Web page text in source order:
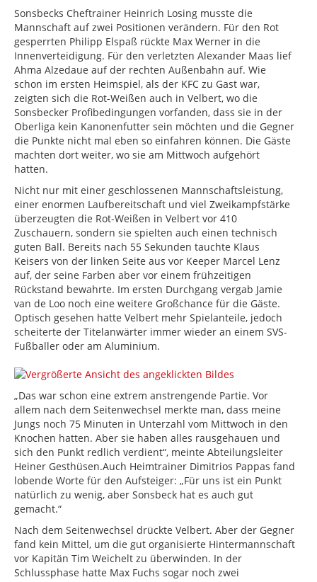
Sonsbecks Cheftrainer Heinrich Losing musste die
Mannschaft auf zwei Positionen verändern. Für den Rot
gesperrten Philipp Elspaß rückte Max Werner in die
Innenverteidigung. Für den verletzten Alexander Maas lief
Ahma Alzedaue auf der rechten Außenbahn auf. Wie
schon im ersten Heimspiel, als der KFC zu Gast war,
zeigten sich die Rot-Weißen auch in Velbert, wo die
Sonsbecker Profibedingungen vorfanden, dass sie in der
Oberliga kein Kanonenfutter sein möchten und die Gegner
die Punkte nicht mal eben so einfahren können. Die Gäste
machten dort weiter, wo sie am Mittwoch aufgehört
hatten.
Nicht nur mit einer geschlossenen Mannschaftsleistung,
einer enormen Laufbereitschaft und viel Zweikampfstärke
überzeugten die Rot-Weißen in Velbert vor 410
Zuschauern, sondern sie spielten auch einen technisch
guten Ball. Bereits nach 55 Sekunden tauchte Klaus
Keisers von der linken Seite aus vor Keeper Marcel Lenz
auf, der seine Farben aber vor einem frühzeitigen
Rückstand bewahrte. Im ersten Durchgang vergab Jamie
van de Loo noch eine weitere Großchance für die Gäste.
Optisch gesehen hatte Velbert mehr Spielanteile, jedoch
scheiterte der Titelanwärter immer wieder an einem SVS-
Fußballer oder am Aluminium.
„Das war schon eine extrem anstrengende Partie. Vor
allem nach dem Seitenwechsel merkte man, dass meine
Jungs noch 75 Minuten in Unterzahl vom Mittwoch in den
Knochen hatten. Aber sie haben alles rausgehauen und
sich den Punkt redlich verdient“, meinte Abteilungsleiter
Heiner Gesthüsen.Auch Heimtrainer Dimitrios Pappas fand
lobende Worte für den Aufsteiger: „Für uns ist ein Punkt
natürlich zu wenig, aber Sonsbeck hat es auch gut
gemacht.“
Nach dem Seitenwechsel drückte Velbert. Aber der Gegner
fand kein Mittel, um die gut organisierte Hintermannschaft
vor Kapitän Tim Weichelt zu überwinden. In der
Schlussphase hatte Max Fuchs sogar noch zwei